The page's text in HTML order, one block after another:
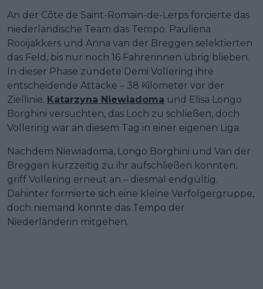
An der Côte de Saint-Romain-de-Lerps forcierte das
niederländische Team das Tempo. Pauliena
Rooijakkers und Anna van der Breggen selektierten
das Feld, bis nur noch 16 Fahrerinnen übrig blieben.
In dieser Phase zündete Demi Vollering ihre
entscheidende Attacke – 38 Kilometer vor der
Ziellinie. Katarzyna Niewiadoma und Elisa Longo
Borghini versuchten, das Loch zu schließen, doch
Vollering war an diesem Tag in einer eigenen Liga.
Nachdem Niewiadoma, Longo Borghini und Van der
Breggen kurzzeitig zu ihr aufschließen konnten,
griff Vollering erneut an – diesmal endgültig.
Dahinter formierte sich eine kleine Verfolgergruppe,
doch niemand konnte das Tempo der
Niederländerin mitgehen.